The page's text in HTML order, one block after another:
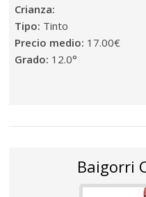
Crianza:
Tipo: Tinto
Precio medio: 17.00€
Grado: 12.0°
Baigorri